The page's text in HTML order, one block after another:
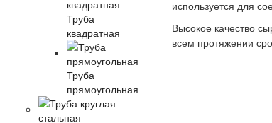
Труба
квадратная
Труба
прямоугольная
используется для
Высокое качество
всем протяжении